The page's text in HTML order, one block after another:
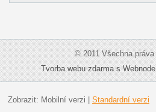
© 2011 Všechna
Tvorba webu zdarma s Webnode
Zobrazit: Mobilní verzi Standardní verzi